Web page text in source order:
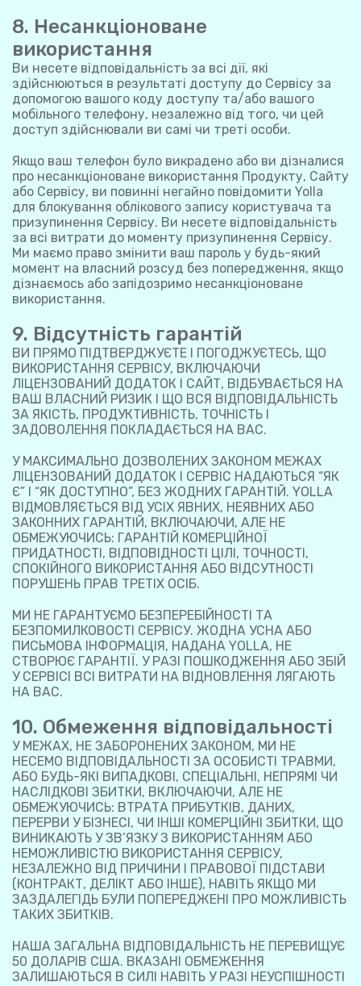
8. Несанкціоноване
використання
Ви несете відповідальність за всі дії, які
здійснюються в результаті доступу до Сервісу за
допомогою вашого коду доступу та/або вашого
мобільного телефону, незалежно від того, чи цей
доступ здійснювали ви самі чи треті особи.
Якщо ваш телефон було викрадено або ви дізналися
про несанкціоноване використання Продукту, Сайту
або Сервісу, ви повинні негайно повідомити Yolla
для блокування облікового запису користувача та
призупинення Сервісу. Ви несете відповідальність
за всі витрати до моменту призупинення Сервісу.
Ми маємо право змінити ваш пароль у будь-який
момент на власний розсуд без попередження, якщо
дізнаємось або запідозримо несанкціоноване
використання.
9. Відсутність гарантій
ВИ ПРЯМО ПІДТВЕРДЖУЄТЕ І ПОГОДЖУЄТЕСЬ, ЩО
ВИКОРИСТАННЯ СЕРВІСУ, ВКЛЮЧАЮЧИ
ЛІЦЕНЗОВАНИЙ ДОДАТОК І САЙТ, ВІДБУВАЄТЬСЯ НА
ВАШ ВЛАСНИЙ РИЗИК І ЩО ВСЯ ВІДПОВІДАЛЬНІСТЬ
ЗА ЯКІСТЬ, ПРОДУКТИВНІСТЬ, ТОЧНІСТЬ І
ЗАДОВОЛЕННЯ ПОКЛАДАЄТЬСЯ НА ВАС.
У МАКСИМАЛЬНО ДОЗВОЛЕНИХ ЗАКОНОМ МЕЖАХ
ЛІЦЕНЗОВАНИЙ ДОДАТОК І СЕРВІС НАДАЮТЬСЯ “ЯК
Є” І “ЯК ДОСТУПНО”, БЕЗ ЖОДНИХ ГАРАНТІЙ. YOLLA
ВІДМОВЛЯЄТЬСЯ ВІД УСІХ ЯВНИХ, НЕЯВНИХ АБО
ЗАКОННИХ ГАРАНТІЙ, ВКЛЮЧАЮЧИ, АЛЕ НЕ
ОБМЕЖУЮЧИСЬ: ГАРАНТІЙ КОМЕРЦІЙНОЇ
ПРИДАТНОСТІ, ВІДПОВІДНОСТІ ЦІЛІ, ТОЧНОСТІ,
СПОКІЙНОГО ВИКОРИСТАННЯ АБО ВІДСУТНОСТІ
ПОРУШЕНЬ ПРАВ ТРЕТІХ ОСІБ.
МИ НЕ ГАРАНТУЄМО БЕЗПЕРЕБІЙНОСТІ ТА
БЕЗПОМИЛКОВОСТІ СЕРВІСУ. ЖОДНА УСНА АБО
ПИСЬМОВА ІНФОРМАЦІЯ, НАДАНА YOLLA, НЕ
СТВОРЮЄ ГАРАНТІЇ. У РАЗІ ПОШКОДЖЕННЯ АБО ЗБІЙ
У СЕРВІСІ ВСІ ВИТРАТИ НА ВІДНОВЛЕННЯ ЛЯГАЮТЬ
НА ВАС.
10. Обмеження відповідальності
У МЕЖАХ, НЕ ЗАБОРОНЕНИХ ЗАКОНОМ, МИ НЕ
НЕСЕМО ВІДПОВІДАЛЬНОСТІ ЗА ОСОБИСТІ ТРАВМИ,
АБО БУДЬ-ЯКІ ВИПАДКОВІ, СПЕЦІАЛЬНІ, НЕПРЯМІ ЧИ
НАСЛІДКОВІ ЗБИТКИ, ВКЛЮЧАЮЧИ, АЛЕ НЕ
ОБМЕЖУЮЧИСЬ: ВТРАТА ПРИБУТКІВ, ДАНИХ,
ПЕРЕРВИ У БІЗНЕСІ, ЧИ ІНШІ КОМЕРЦІЙНІ ЗБИТКИ, ЩО
ВИНИКАЮТЬ У ЗВ’ЯЗКУ З ВИКОРИСТАННЯМ АБО
НЕМОЖЛИВІСТЮ ВИКОРИСТАННЯ СЕРВІСУ,
НЕЗАЛЕЖНО ВІД ПРИЧИНИ І ПРАВОВОЇ ПІДСТАВИ
(КОНТРАКТ, ДЕЛІКТ АБО ІНШЕ), НАВІТЬ ЯКЩО МИ
ЗАЗДАЛЕГІДЬ БУЛИ ПОПЕРЕДЖЕНІ ПРО МОЖЛИВІСТЬ
ТАКИХ ЗБИТКІВ.
НАША ЗАГАЛЬНА ВІДПОВІДАЛЬНІСТЬ НЕ ПЕРЕВИЩУЄ
50 ДОЛАРІВ США. ВКАЗАНІ ОБМЕЖЕННЯ
ЗАЛИШАЮТЬСЯ В СИЛІ НАВІТЬ У РАЗІ НЕУСПІШНОСТІ